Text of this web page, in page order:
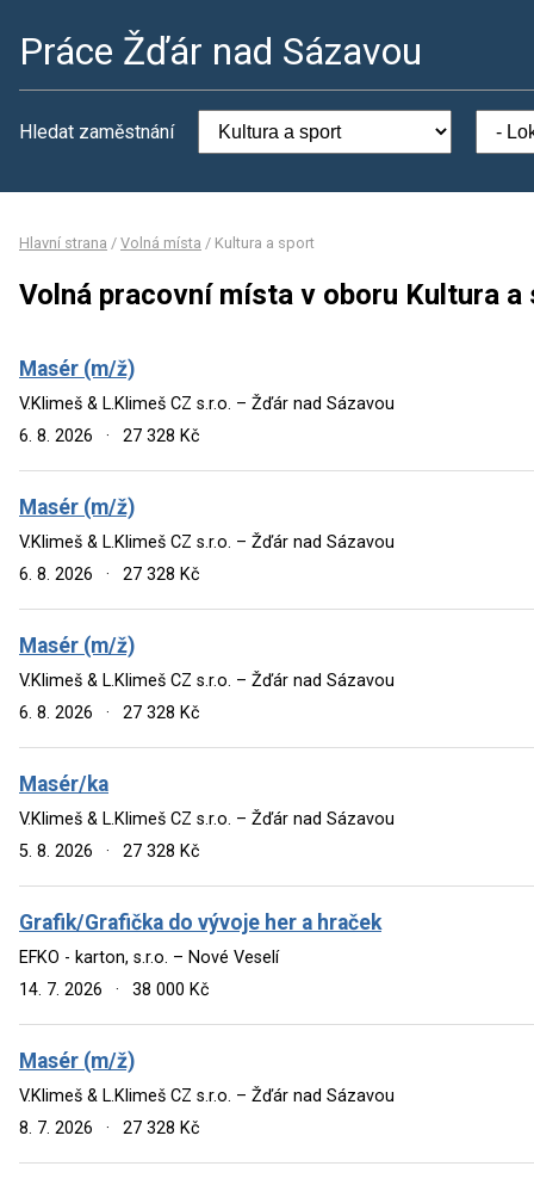
Práce Žďár nad Sázavou
Hledat zaměstnání
Hlavní strana / Volná místa / Kultura a sport
Volná pracovní místa v oboru Kultura a
Masér (m/ž)
V.Klimeš & L.Klimeš CZ s.r.o. – Žďár nad Sázavou
6. 8. 2026
· 27 328 Kč
Masér (m/ž)
V.Klimeš & L.Klimeš CZ s.r.o. – Žďár nad Sázavou
6. 8. 2026
· 27 328 Kč
Masér (m/ž)
V.Klimeš & L.Klimeš CZ s.r.o. – Žďár nad Sázavou
6. 8. 2026
· 27 328 Kč
Masér/ka
V.Klimeš & L.Klimeš CZ s.r.o. – Žďár nad Sázavou
5. 8. 2026
· 27 328 Kč
Grafik/Grafička do vývoje her a hraček
EFKO - karton, s.r.o. – Nové Veselí
14. 7. 2026
· 38 000 Kč
Masér (m/ž)
V.Klimeš & L.Klimeš CZ s.r.o. – Žďár nad Sázavou
8. 7. 2026
· 27 328 Kč